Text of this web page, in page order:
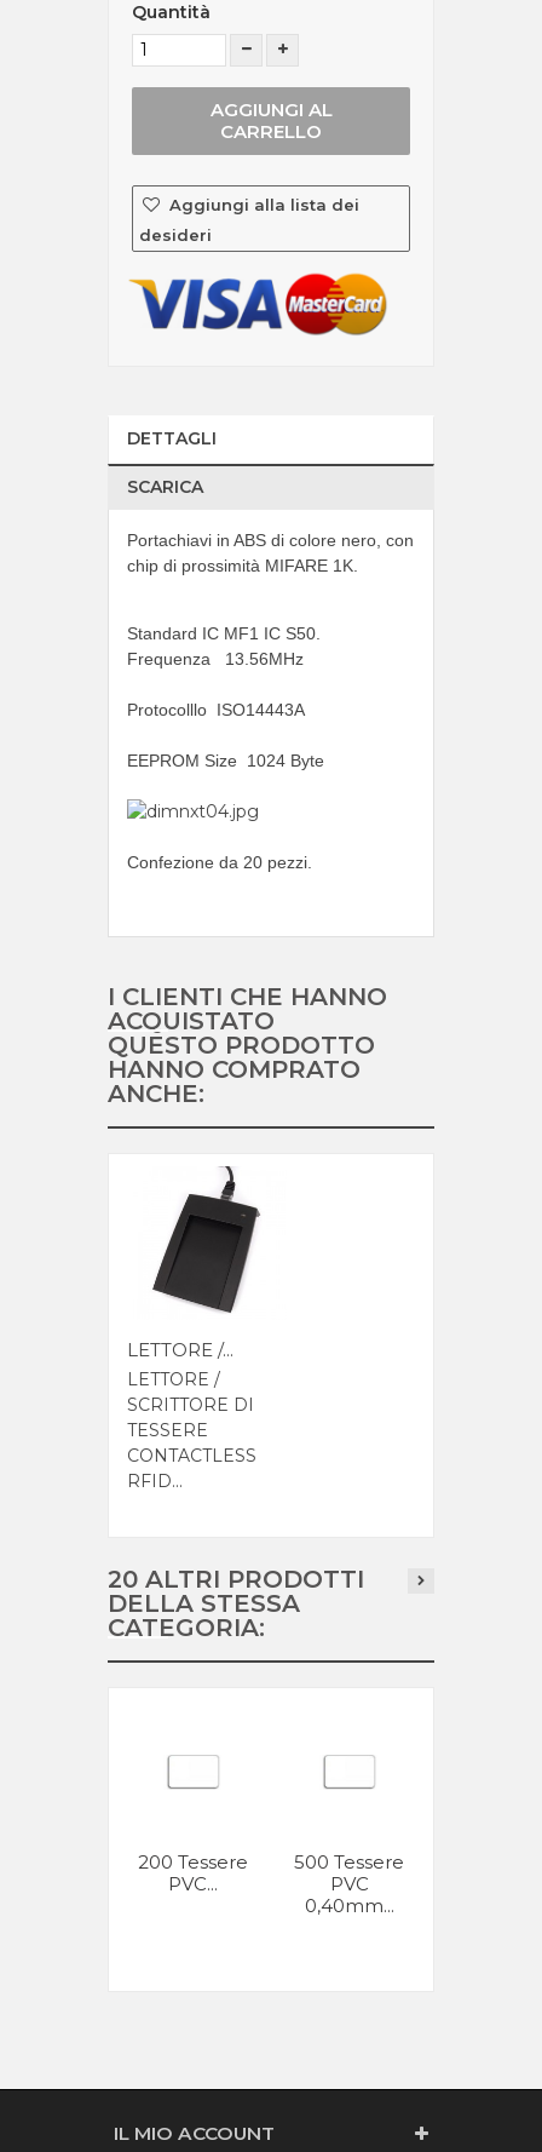
Quantità
AGGIUNGI AL
CARRELLO
Aggiungi alla lista dei
desideri
DETTAGLI
SCARICA
Portachiavi in ABS di colore nero, con
chip di prossimità MIFARE 1K.
Standard IC MF1 IC S50.
Frequenza
13.56MHz
Protocolllo ISO14443A
EEPROM Size 1024 Byte
Confezione da 20 pezzi.
I CLIENTI CHE HANNO
ACQUISTATO
QUESTO PRODOTTO
HANNO COMPRATO
ANCHE:
LETTORE /...
LETTORE /
SCRITTORE DI
TESSERE
CONTACTLESS
RFID...
20 ALTRI PRODOTTI
DELLA STESSA
CATEGORIA:
200 Tessere
PVC...
500 Tessere
PVC
0,40mm...
IL MIO ACCOUNT